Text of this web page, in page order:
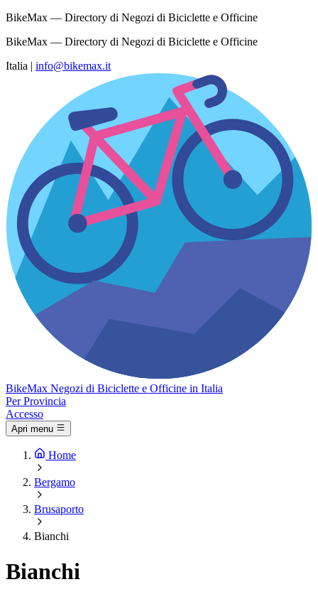
BikeMax — Directory di Negozi di Biciclette e Officine
BikeMax — Directory di Negozi di Biciclette e Officine
Italia | info@bikemax.it
BikeMax Negozi di Biciclette e Officine in Italia
Per Provincia
Accesso
Apri menu
Home
Bergamo
Brusaporto
Bianchi
Bianchi